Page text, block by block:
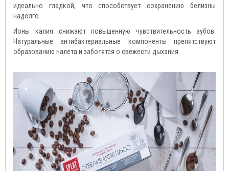
идеально гладкой, что способствует сохранению белизны
надолго.
Ионы калия снижают повышенную чувствительность зубов.
Натуральные антибактериальные компоненты препятствуют
образованию налета и заботятся о свежести дыхания.